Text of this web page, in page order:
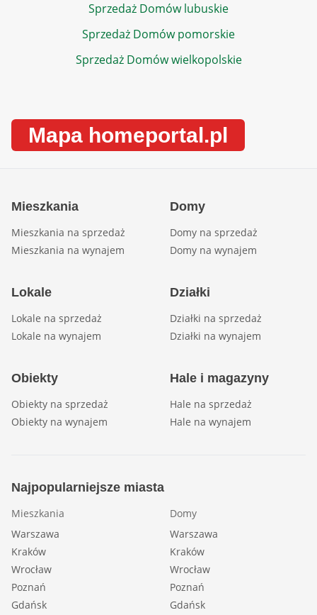
Sprzedaż Domów lubuskie
Sprzedaż Domów pomorskie
Sprzedaż Domów wielkopolskie
Mapa homeportal.pl
Mieszkania
Mieszkania na sprzedaż
Mieszkania na wynajem
Domy
Domy na sprzedaż
Domy na wynajem
Lokale
Lokale na sprzedaż
Lokale na wynajem
Działki
Działki na sprzedaż
Działki na wynajem
Obiekty
Obiekty na sprzedaż
Obiekty na wynajem
Hale i magazyny
Hale na sprzedaż
Hale na wynajem
Najpopularniejsze miasta
Mieszkania
Warszawa
Kraków
Wrocław
Poznań
Gdańsk
Domy
Warszawa
Kraków
Wrocław
Poznań
Gdańsk